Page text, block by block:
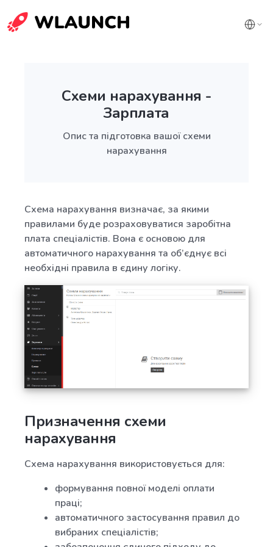
Схеми нарахування -
Зарплата
Опис та підготовка вашої схеми
нарахування
Схема нарахування визначає, за якими
правилами буде розраховуватися заробітна
плата спеціалістів. Вона є основою для
автоматичного нарахування та об’єднує всі
необхідні правила в єдину логіку.
Призначення схеми
нарахування
Схема нарахування використовується для:
формування повної моделі оплати
праці;
автоматичного застосування правил до
вибраних спеціалістів;